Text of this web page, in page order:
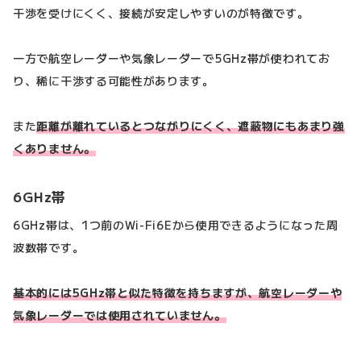
干渉を受けにくく、接続が安定しやすいのが特徴です。
一方で航空レーダーや気象レーダーで5GHz帯が使われてお
り、稀に干渉する可能性があります。
また距離が離れているとつながりにくく、遮蔽物にもあまり強
くありません。
6GHz帯
6GHz帯は、1つ前のWi-Fi6Eから使用できるようになった周
波数帯です。
基本的には5GHz帯と似た特徴を持ちますが、航空レーダーや
気象レーダーでは使用されていません。